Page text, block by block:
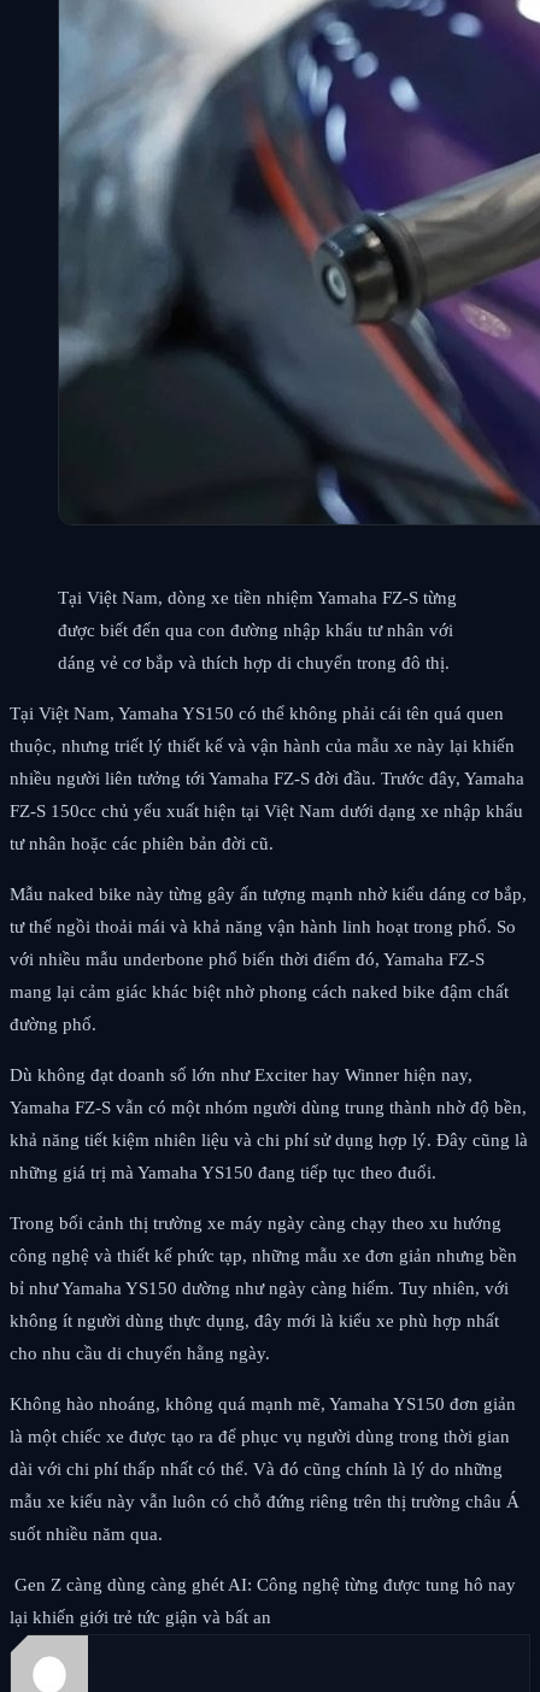
Tại Việt Nam, dòng xe tiền nhiệm Yamaha FZ-S từng
được biết đến qua con đường nhập khẩu tư nhân với
dáng vẻ cơ bắp và thích hợp di chuyển trong đô thị.
Tại Việt Nam, Yamaha YS150 có thể không phải cái tên quá quen
thuộc, nhưng triết lý thiết kế và vận hành của mẫu xe này lại khiến
nhiều người liên tưởng tới Yamaha FZ-S đời đầu. Trước đây, Yamaha
FZ-S 150cc chủ yếu xuất hiện tại Việt Nam dưới dạng xe nhập khẩu
tư nhân hoặc các phiên bản đời cũ.
Mẫu naked bike này từng gây ấn tượng mạnh nhờ kiểu dáng cơ bắp,
tư thế ngồi thoải mái và khả năng vận hành linh hoạt trong phố. So
với nhiều mẫu underbone phổ biến thời điểm đó, Yamaha FZ-S
mang lại cảm giác khác biệt nhờ phong cách naked bike đậm chất
đường phố.
Dù không đạt doanh số lớn như Exciter hay Winner hiện nay,
Yamaha FZ-S vẫn có một nhóm người dùng trung thành nhờ độ bền,
khả năng tiết kiệm nhiên liệu và chi phí sử dụng hợp lý. Đây cũng là
những giá trị mà Yamaha YS150 đang tiếp tục theo đuổi.
Trong bối cảnh thị trường xe máy ngày càng chạy theo xu hướng
công nghệ và thiết kế phức tạp, những mẫu xe đơn giản nhưng bền
bỉ như Yamaha YS150 dường như ngày càng hiếm. Tuy nhiên, với
không ít người dùng thực dụng, đây mới là kiểu xe phù hợp nhất
cho nhu cầu di chuyển hằng ngày.
Không hào nhoáng, không quá mạnh mẽ, Yamaha YS150 đơn giản
là một chiếc xe được tạo ra để phục vụ người dùng trong thời gian
dài với chi phí thấp nhất có thể. Và đó cũng chính là lý do những
mẫu xe kiểu này vẫn luôn có chỗ đứng riêng trên thị trường châu Á
suốt nhiều năm qua.
Gen Z càng dùng càng ghét AI: Công nghệ từng được tung hô nay
lại khiến giới trẻ tức giận và bất an